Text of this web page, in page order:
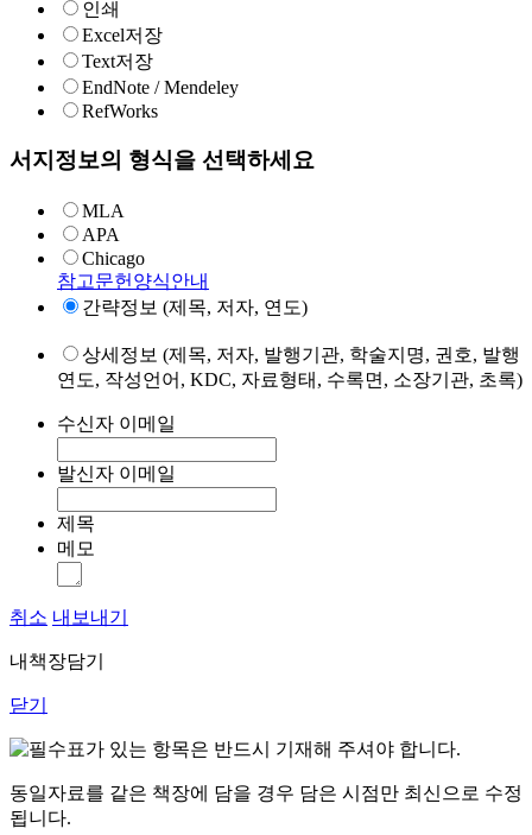
인쇄
Excel저장
Text저장
EndNote / Mendeley
RefWorks
서지정보의 형식을 선택하세요
MLA
APA
Chicago
참고문헌양식안내
간략정보 (제목, 저자, 연도)
상세정보 (제목, 저자, 발행기관, 학술지명, 권호, 발행
연도, 작성언어, KDC, 자료형태, 수록면, 소장기관, 초록)
수신자 이메일
발신자 이메일
제목
메모
취소 내보내기
내책장담기
닫기
표가 있는 항목은 반드시 기재해 주셔야 합니다.
동일자료를 같은 책장에 담을 경우 담은 시점만 최신으로 수정
됩니다.